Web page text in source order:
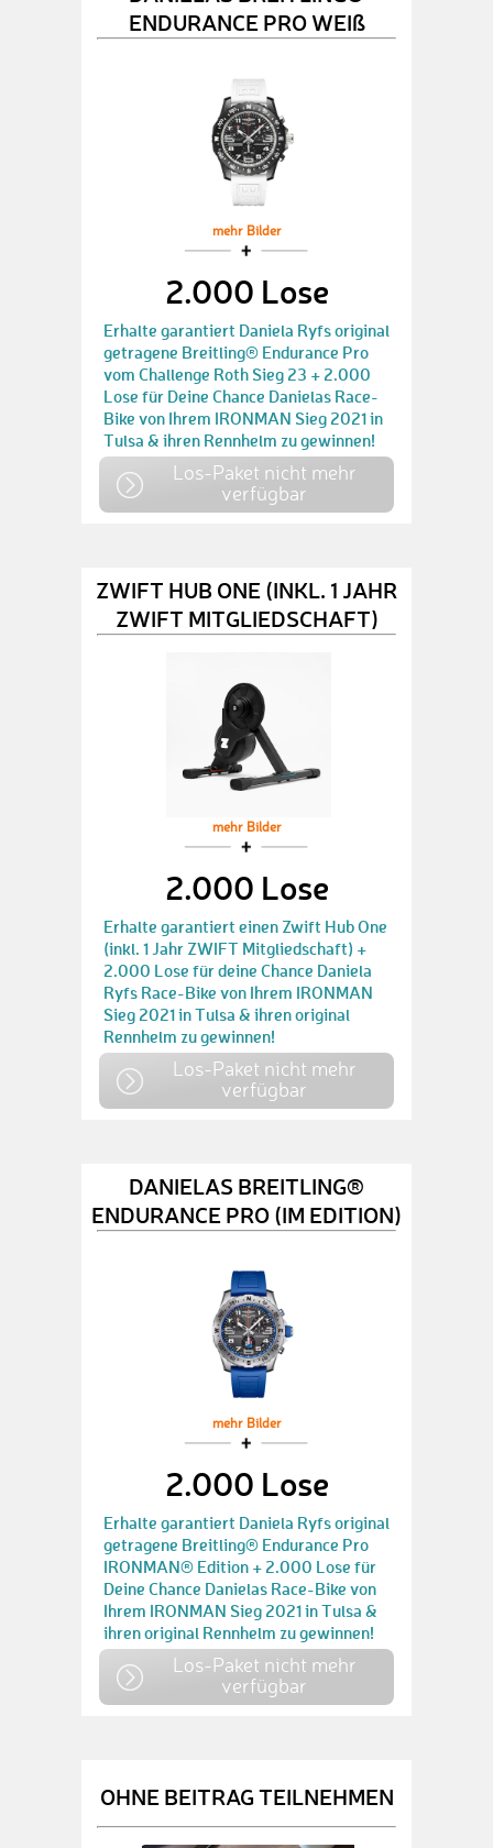
ENDURANCE PRO WEIß
mehr Bilder
2.000 Lose
Erhalte garantiert Daniela Ryfs original
getragene Breitling® Endurance Pro
vom Challenge Roth Sieg 23 + 2.000
Lose für Deine Chance Danielas Race-
Bike von Ihrem IRONMAN Sieg 2021 in
Tulsa & ihren Rennhelm zu gewinnen!
Los-Paket nicht mehr
verfügbar
ZWIFT HUB ONE (INKL. 1 JAHR
ZWIFT MITGLIEDSCHAFT)
mehr Bilder
2.000 Lose
Erhalte garantiert einen Zwift Hub One
(inkl. 1 Jahr ZWIFT Mitgliedschaft) +
2.000 Lose für deine Chance Daniela
Ryfs Race-Bike von Ihrem IRONMAN
Sieg 2021 in Tulsa & ihren original
Rennhelm zu gewinnen!
Los-Paket nicht mehr
verfügbar
DANIELAS BREITLING®
ENDURANCE PRO (IM EDITION)
mehr Bilder
2.000 Lose
Erhalte garantiert Daniela Ryfs original
getragene Breitling® Endurance Pro
IRONMAN® Edition + 2.000 Lose für
Deine Chance Danielas Race-Bike von
Ihrem IRONMAN Sieg 2021 in Tulsa &
ihren original Rennhelm zu gewinnen!
Los-Paket nicht mehr
verfügbar
OHNE BEITRAG TEILNEHMEN